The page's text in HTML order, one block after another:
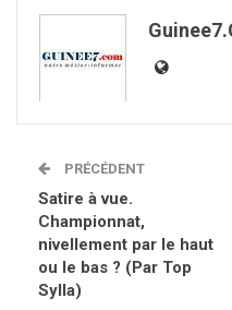
PRÉCÉDENT
Satire à vue.
Championnat,
nivellement par le haut
ou le bas ? (Par Top
Sylla)